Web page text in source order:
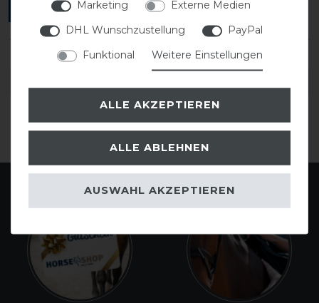
ANMELDEN
Marketing
Externe Medien
DHL Wunschzustellung
PayPal
Funktional
Weitere Einstellungen
ALLE AKZEPTIEREN
ALLE ABLEHNEN
AUSWAHL AKZEPTIEREN